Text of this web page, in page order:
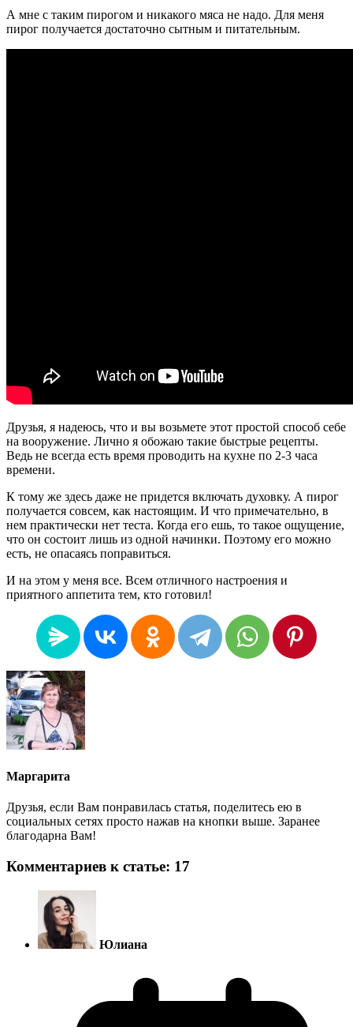
А мне с таким пирогом и никакого мяса не надо. Для меня
пирог получается достаточно сытным и питательным.
Друзья, я надеюсь, что и вы возьмете этот простой способ себе
на вооружение. Лично я обожаю такие быстрые рецепты.
Ведь не всегда есть время проводить на кухне по 2-3 часа
времени.
К тому же здесь даже не придется включать духовку. А пирог
получается совсем, как настоящим. И что примечательно, в
нем практически нет теста. Когда его ешь, то такое ощущение,
что он состоит лишь из одной начинки. Поэтому его можно
есть, не опасаясь поправиться.
И на этом у меня все. Всем отличного настроения и
приятного аппетита тем, кто готовил!
Маргарита
Друзья, если Вам понравилась статья, поделитесь ею в
социальных сетях просто нажав на кнопки выше. Заранее
благодарна Вам!
Комментариев к статье: 17
Юлиана